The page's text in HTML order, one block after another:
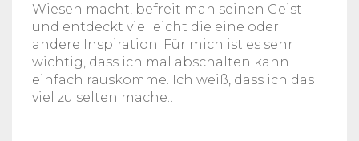
Wiesen macht, befreit man seinen Geist
und entdeckt vielleicht die eine oder
andere Inspiration. Für mich ist es sehr
wichtig, dass ich mal abschalten kann
einfach rauskomme. Ich weiß, dass ich das
viel zu selten mache…